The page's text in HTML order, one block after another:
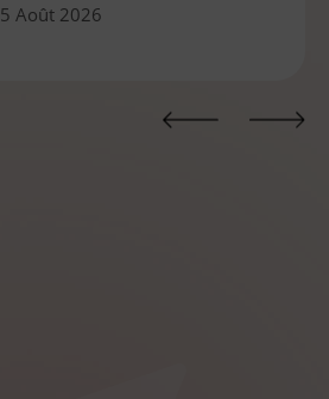
5 Août 2026